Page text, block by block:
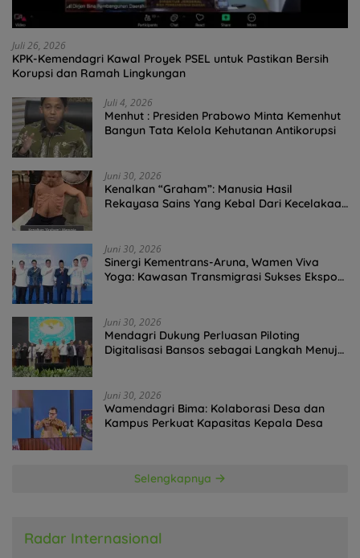
Juli 26, 2026
KPK-Kemendagri Kawal Proyek PSEL untuk Pastikan Bersih
Korupsi dan Ramah Lingkungan
Juli 4, 2026
Menhut : Presiden Prabowo Minta Kemenhut
Bangun Tata Kelola Kehutanan Antikorupsi
Juni 30, 2026
Kenalkan “Graham”: Manusia Hasil
Rekayasa Sains Yang Kebal Dari Kecelakaan
Juni 30, 2026
Sinergi Kementrans-Aruna, Wamen Viva
Yoga: Kawasan Transmigrasi Sukses Ekspor
Juni 30, 2026
Mendagri Dukung Perluasan Piloting
Digitalisasi Bansos sebagai Langkah Menuju
Juni 30, 2026
Wamendagri Bima: Kolaborasi Desa dan
Kampus Perkuat Kapasitas Kepala Desa
Selengkapnya
Radar Internasional